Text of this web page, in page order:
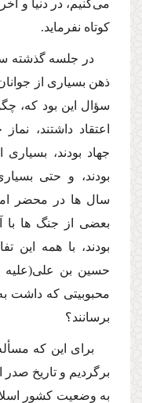
مى‌كنیم، در دنیا و
كوتاه نفرماید.
در جلسه گذشته
ذهن بسیارى از
سؤال این بود كه،
اعتقاد داشتند،
جهاد بودند،
بودند، و حتى
سال ها در محضر
بعضى از جنگ ها
بودند، با همه این
حسین بن على(علیه
محبوبیتى كه داشت
برسانند؟
براى این كه
برگردیم و تاریخ
به وضعیت كشور